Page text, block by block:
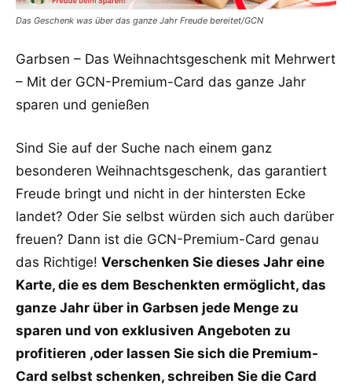
Das Geschenk was über das ganze Jahr Freude bereitet/GCN
Garbsen – Das Weihnachtsgeschenk mit Mehrwert
– Mit der GCN-Premium-Card das ganze Jahr
sparen und genießen
Sind Sie auf der Suche nach einem ganz
besonderen Weihnachtsgeschenk, das garantiert
Freude bringt und nicht in der hintersten Ecke
landet? Oder Sie selbst würden sich auch darüber
freuen? Dann ist die GCN-Premium-Card genau
das Richtige! Verschenken Sie dieses Jahr eine
Karte, die es dem Beschenkten ermöglicht, das
ganze Jahr über in Garbsen jede Menge zu
sparen und von exklusiven Angeboten zu
profitieren ,oder lassen Sie sich die Premium-
Card selbst schenken, schreiben Sie die Card